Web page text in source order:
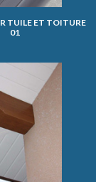
TUILE ET TOITURE
01